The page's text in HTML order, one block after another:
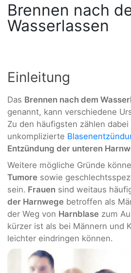
Brennen nach
Wasserlassen
Einleitung
Das Brennen nach dem
genannt, kann verschiedene
Zu den häufigsten zählen
unkomplizierte
Entzündung der unteren
Weitere mögliche Gründe
Tumore sowie
sein. Frauen sind weitaus
der Harnwege betroffen als
der Weg von Harnblase zum
kürzer ist als bei Männern und
leichter eindringen können.